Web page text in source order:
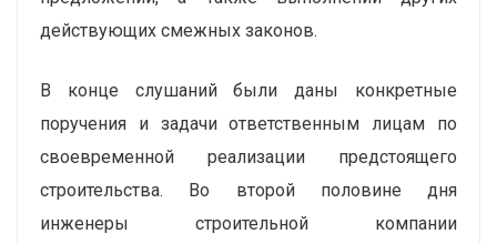
действующих смежных законов.
В конце слушаний были даны конкретные
поручения и задачи ответственным лицам по
своевременной реализации предстоящего
строительства. Во второй половине дня
инженеры строительной компании